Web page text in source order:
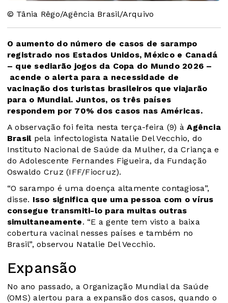
© Tânia Rêgo/Agência Brasil/Arquivo
O aumento do número de casos de sarampo
registrado nos Estados Unidos, México e Canadá
– que sediarão jogos da Copa do Mundo 2026 –
acende o alerta para a necessidade de
vacinação dos turistas brasileiros que viajarão
para o Mundial. Juntos, os três países
respondem por 70% dos casos nas Américas.
A observação foi feita nesta terça-feira (9) àAgência
Brasilpela infectologista Natalie Del Vecchio, do
Instituto Nacional de Saúde da Mulher, da Criança e
do Adolescente Fernandes Figueira, da Fundação
Oswaldo Cruz (IFF/Fiocruz).
“O sarampo é uma doença altamente contagiosa”,
disse. Isso significa que uma pessoa com o vírus
consegue transmiti-lo para muitas outras
simultaneamente. “E a gente tem visto a baixa
cobertura vacinal nesses países e também no
Brasil”, observou Natalie Del Vecchio.
Expansão
No ano passado, a Organização Mundial da Saúde
(OMS) alertou para a expansão dos casos, quando o